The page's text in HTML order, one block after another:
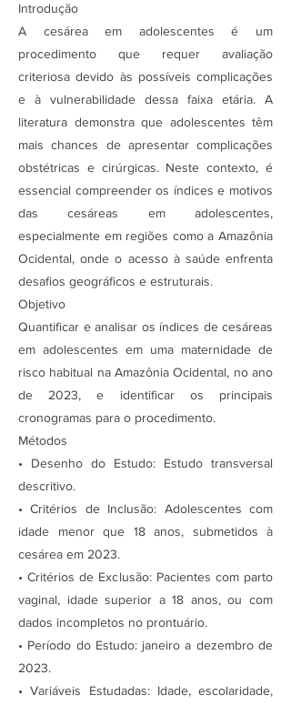
Introdução
A cesárea em adolescentes é um
procedimento que requer avaliação
criteriosa devido às possíveis complicações
e à vulnerabilidade dessa faixa etária. A
literatura demonstra que adolescentes têm
mais chances de apresentar complicações
obstétricas e cirúrgicas. Neste contexto, é
essencial compreender os índices e motivos
das cesáreas em adolescentes,
especialmente em regiões como a Amazônia
Ocidental, onde o acesso à saúde enfrenta
desafios geográficos e estruturais.
Objetivo
Quantificar e analisar os índices de cesáreas
em adolescentes em uma maternidade de
risco habitual na Amazônia Ocidental, no ano
de 2023, e identificar os principais
cronogramas para o procedimento.
Métodos
• Desenho do Estudo: Estudo transversal
descritivo.
• Critérios de Inclusão: Adolescentes com
idade menor que 18 anos, submetidos à
cesárea em 2023.
• Critérios de Exclusão: Pacientes com parto
vaginal, idade superior a 18 anos, ou com
dados incompletos no prontuário.
• Período do Estudo: janeiro a dezembro de
2023.
• Variáveis Estudadas: Idade, escolaridade,